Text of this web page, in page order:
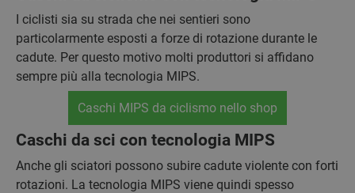
I ciclisti sia su strada che nei sentieri sono
particolarmente esposti a forze di rotazione durante le
cadute. Per questo motivo molti produttori si affidano
sempre più alla tecnologia MIPS.
Caschi MIPS da ciclismo nello shop
Caschi da sci con tecnologia MIPS
Anche gli sciatori possono subire cadute violente con forti
rotazioni. La tecnologia MIPS viene quindi spesso